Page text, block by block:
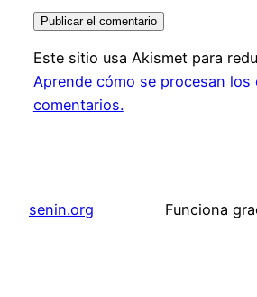
Este sitio usa Akismet para
Aprende cómo se procesan los
comentarios.
senin.org Funciona